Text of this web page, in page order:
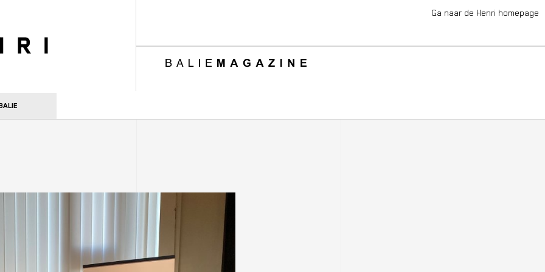
Ga naar de Henri homepage